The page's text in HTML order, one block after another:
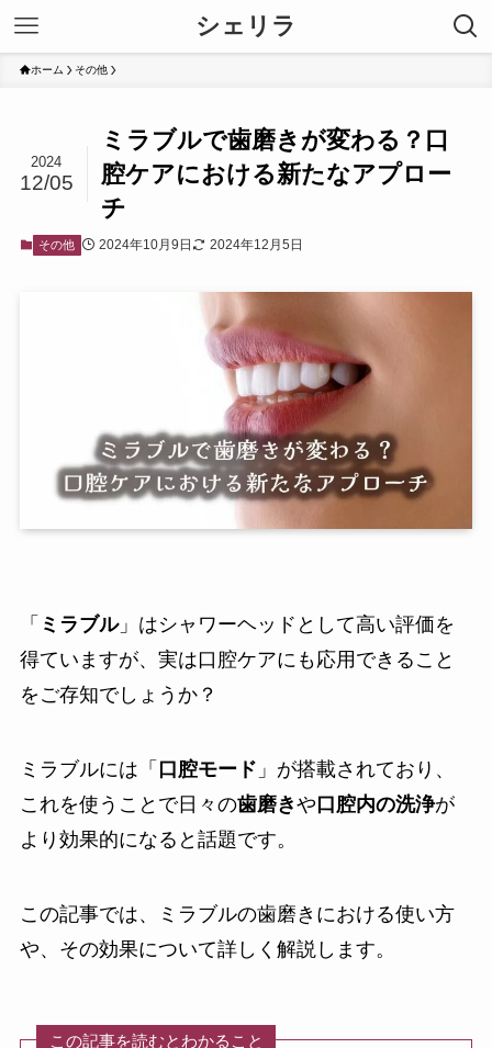
シェリラ
ホーム その他
ミラブルで歯磨きが変わる？口
腔ケアにおける新たなアプロー
チ
2024
12/05
その他 2024年10月9日 2024年12月5日
「 ミラブル」はシャワーヘッドとして高い評価を
得ていますが、実は口腔ケアにも応用できること
をご存知でしょうか？
ミラブルには「 口腔モード 」が搭載されており、
これを使うことで日々の歯磨きや 口腔内の洗浄が
より効果的になると話題です。
この記事では、ミラブルの歯磨きにおける使い方
や、その効果について詳しく解説します。
この記事を読むとわかること